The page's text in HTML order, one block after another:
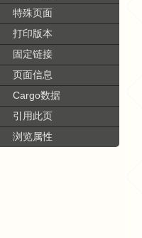
特殊页面
打印版本
固定链接
页面信息
Cargo数据
引用此页
浏览属性